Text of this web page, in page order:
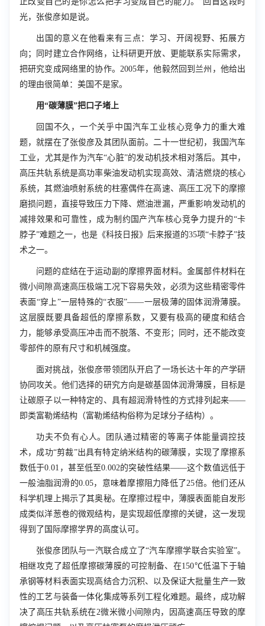
光，张俊彦如是说。
出国的意义在他看来有三点：学习、开阔视野、拓展方
向；同时建立合作网络，让科研更开放、更能联系实际需求，
把研究变成网络里的协作。2005年，他毅然回到兰州，他给出
的理由很简单：美国不是家。
用“碳薄膜”把口子堵上
回国不久，一个关乎中国汽车工业核心竞争力的重大难
题，就摆在了张俊彦及其团队面前。二十一世纪初，我国汽车
工业，尤其是作为汽车“心脏”的发动机技术相对落后。其中，
高压共轨系统是高功率柴油发动机实现高效、清洁燃烧的核心
系统，其燃油喷射系统的柱塞偶件在高速、高压工况下的摩擦
磨损问题，直接导致压力下降、燃油泄漏，严重影响发动机的
减排效果和可靠性，成为制约国产汽车核心竞争力提升的“卡
脖子”难题之一，也是《科技日报》后来报道的35项“卡脖子”技
术之一。
问题的症结在于运动副的摩擦界面材料。金属部件材料在
微小间隙高速高压极端工况下容易失效，必须为这些精密零件
表面“穿上”一层特殊的“衣服”——一层极薄的固体润滑薄膜。
这层膜既要具备超低的摩擦系数，又要有极高的硬度和结合
力，能够承受高压冲击而不脱落、不变形；同时，还不能改变
零部件的原有尺寸和机械强度。
面对挑战，张俊彦带领团队开启了一场长达十年的产学研
协同攻关。他们选择的研究方向是碳基固体润滑薄膜，目标是
让碳原子以一种特定的、具有超润滑特性的方式排列起来——
即类富勒烯结构（富勒烯结构俗称为足球分子结构）。
功夫不负有心人。团队通过精密的等离子体能量调控技
术，成功“剪裁”出具有特定纳米结构的碳薄膜，实现了摩擦系
数低于0.01，甚至低至0.002的突破性结果——这个数值远低于
一般油脂润滑的0.05，意味着摩擦阻力降低了25倍。他们还从
科学机理上揭示了其奥秘。在摩擦过程中，薄膜表面能自发形
成类似洋葱卷的微观结构，是实现超低摩擦的关键，这一发现
得到了国际摩擦学界的高度认可。
张俊彦团队与一汽联合成立了“汽车摩擦学联合实验室”。
相继攻克了超低摩擦碳薄膜的可控制备、在150℃低温下于轴
承钢等材料表面实现高结合力沉积、以及保证大批量生产一致
性的工艺与装备一体化集成等系列工程化难题。最终，成功解
决了高压共轨系统在2微米微小间隙内，因高速高压导致的摩